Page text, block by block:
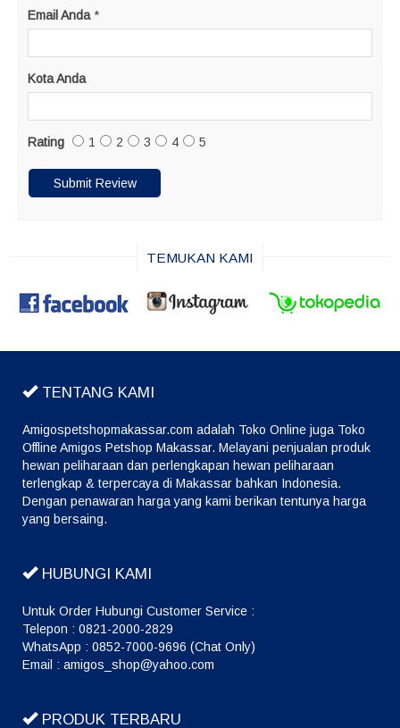
Email Anda *
Kota Anda
Rating 1 2 3 4 5
TEMUKAN KAMI
TENTANG KAMI
Amigospetshopmakassar.com adalah Toko Online juga Toko
Offline Amigos Petshop Makassar. Melayani penjualan produk
hewan peliharaan dan perlengkapan hewan peliharaan
terlengkap & terpercaya di Makassar bahkan Indonesia.
Dengan penawaran harga yang kami berikan tentunya harga
yang bersaing.
HUBUNGI KAMI
Untuk Order Hubungi Customer Service :
Telepon : 0821-2000-2829
WhatsApp : 0852-7000-9696 (Chat Only)
Email : amigos_shop@yahoo.com
PRODUK TERBARU